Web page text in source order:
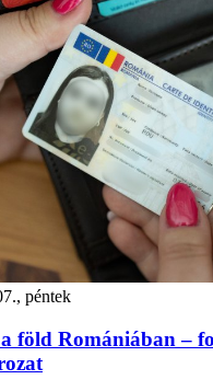
péntek
föld Romániában –